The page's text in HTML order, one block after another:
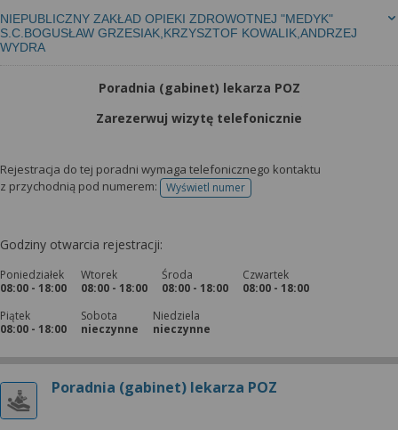
NIEPUBLICZNY ZAKŁAD OPIEKI ZDROWOTNEJ "MEDYK"
S.C.BOGUSŁAW GRZESIAK,KRZYSZTOF KOWALIK,ANDRZEJ
WYDRA
Poradnia (gabinet) lekarza POZ
Zarezerwuj wizytę telefonicznie
Rejestracja do tej poradni wymaga telefonicznego kontaktu
z przychodnią pod numerem:
Wyświetl numertelefonu do rejestracji
Godziny otwarcia rejestracji:
Poniedziałek
08:00 - 18:00
Wtorek
08:00 - 18:00
Środa
08:00 - 18:00
Czwartek
08:00 - 18:00
Piątek
08:00 - 18:00
Sobota
nieczynne
Niedziela
nieczynne
Poradnia (gabinet) lekarza POZ